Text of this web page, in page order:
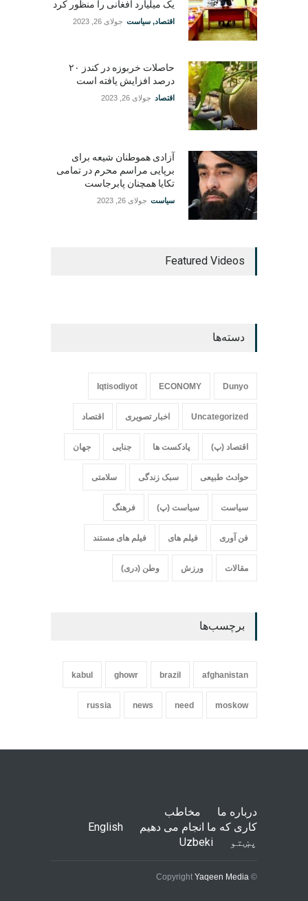
یک میلیارد افغانی را منظور کرد
اقتصاد, سیاست جولای 26, 2023
حاصلات خربوزه در کندز ۲۰
درصد افزایش یافته است
اقتصاد جولای 26, 2023
آزادی هموطنان شیعه برای
برپایی مراسم محرم در تمامی
تکایا همچنان پابرجاست
سیاست جولای 26, 2023
Featured Videos
دسته‌ها
Dunyo
ECONOMY
Iqtisodiyot
Uncategorized اخبار تصویری اقتصاد
اقتصاد (پ) پادکست ها جنایی جهان
حواد‍‍‍ث طبیعی سبک زندگی سلامتی
سیاست سیاست (پ) فرهنگ
فن آوری فیلم های فیلم های مستند
مقالات ورزش وطن (دری)
برچسب‌ها
afghanistan
brazil
ghowr
kabul
moskow
need
news
russia
درباره ما
مخاطب
کاری که ما انجام می دهیم
English
پښتو
Uzbeki
© Copyright
Yaqeen Media